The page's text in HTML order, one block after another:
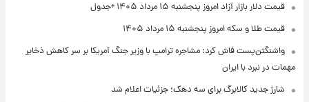
قیمت دلار بازار آزاد امروز پنجشنبه ۱۵ مرداد ۱۴۰۵ +جدول
قیمت طلا و سکه امروز پنجشنبه ۱۵ مرداد ۱۴۰۵
واشنگتن‌پست فاش کرد: مشاجره ترامپ با وزیر جنگ آمریکا بر سر کاهش ذخایر
مهمات در نبرد با ایران
شارژ جدید کالابرگ برای سه دهک؛ جزئیات اعلام شد